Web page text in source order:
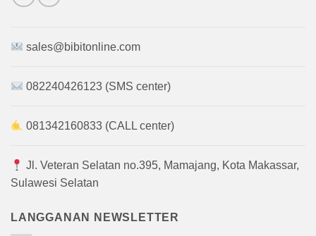
sales@bibitonline.com
082240426123 (SMS center)
081342160833 (CALL center)
Jl. Veteran Selatan no.395, Mamajang, Kota Makassar,
Sulawesi Selatan
LANGGANAN NEWSLETTER